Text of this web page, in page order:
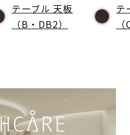
テーブル 天板
（B・DB2）
テ